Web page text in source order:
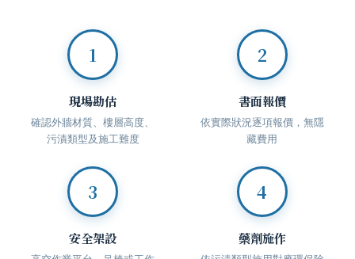
1
現場勘估
確認外牆材質、樓層高度、
污漬類型及施工難度
2
書面報價
依實際狀況逐項報價，無隱
藏費用
3
安全架設
4
藥劑施作